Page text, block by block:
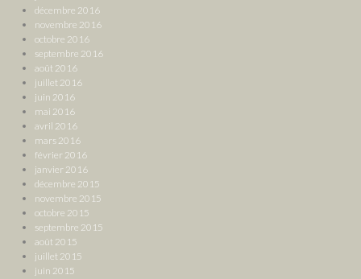
décembre 2016
novembre 2016
octobre 2016
septembre 2016
août 2016
juillet 2016
juin 2016
mai 2016
avril 2016
mars 2016
février 2016
janvier 2016
décembre 2015
novembre 2015
octobre 2015
septembre 2015
août 2015
juillet 2015
juin 2015